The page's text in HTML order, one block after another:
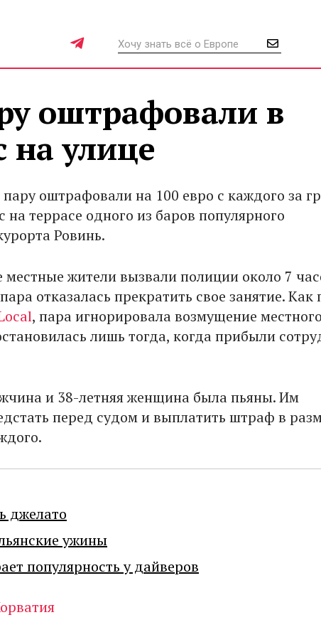
оштрафовали в
на улице
оштрафовали на 100 евро с каждого за
на террасе одного из баров популярного
Ровинь.
жители вызвали полиции около 7
отказалась прекратить свое занятие. Как
, пара игнорировала возмущение местного
лишь тогда, когда прибыли
и 38-летняя женщина была пьяны. Им
перед судом и выплатить штраф в
джелато
ужины
популярность у дайверов